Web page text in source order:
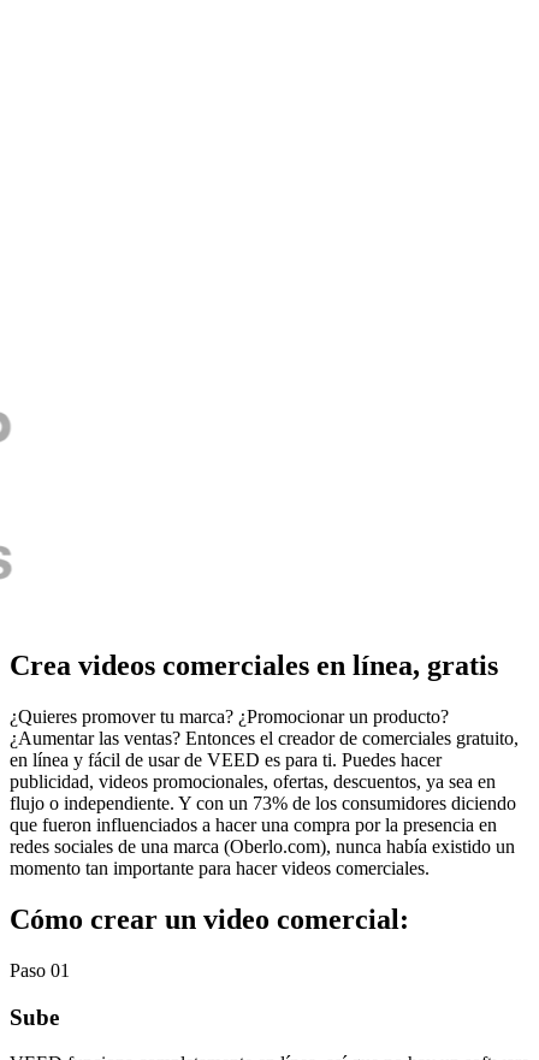
Crea videos comerciales en línea, gratis
¿Quieres promover tu marca? ¿Promocionar un producto?
¿Aumentar las ventas? Entonces el creador de comerciales gratuito,
en línea y fácil de usar de VEED es para ti. Puedes hacer
publicidad, videos promocionales, ofertas, descuentos, ya sea en
flujo o independiente. Y con un 73% de los consumidores diciendo
que fueron influenciados a hacer una compra por la presencia en
redes sociales de una marca (Oberlo.com), nunca había existido un
momento tan importante para hacer videos comerciales.
Cómo crear un video comercial:
Paso 01
Sube